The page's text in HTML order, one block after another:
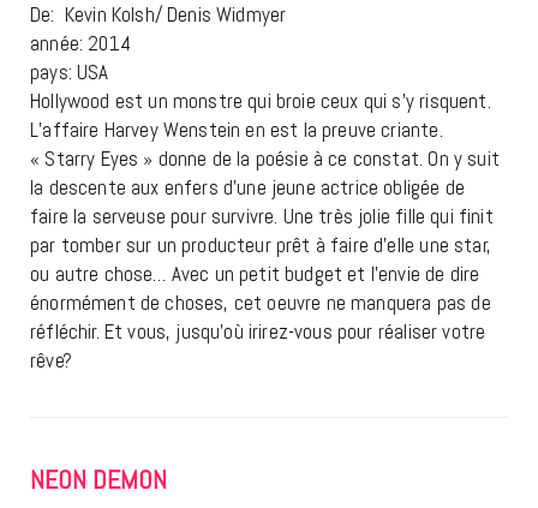
De: Kevin Kolsh/ Denis Widmyer
année: 2014
pays: USA
Hollywood est un monstre qui broie ceux qui s’y risquent.
L’affaire Harvey Wenstein en est la preuve criante.
« Starry Eyes » donne de la poésie à ce constat. On y suit
la descente aux enfers d’une jeune actrice obligée de
faire la serveuse pour survivre. Une très jolie fille qui finit
par tomber sur un producteur prêt à faire d’elle une star,
ou autre chose… Avec un petit budget et l’envie de dire
énormément de choses, cet oeuvre ne manquera pas de
réfléchir. Et vous, jusqu’où irirez-vous pour réaliser votre
rêve?
NEON DEMON